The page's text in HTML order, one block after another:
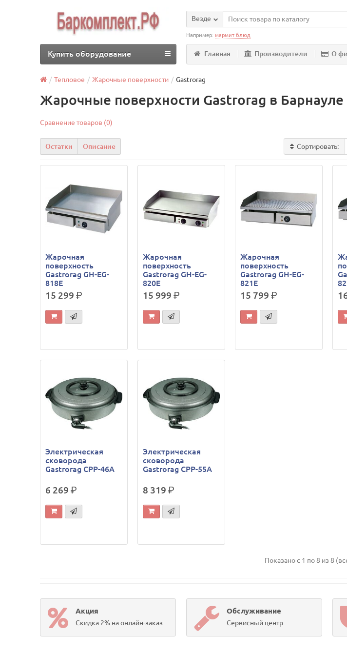
Везде
Например:мармит блюд
Главная Производители О
Купить оборудование
Тепловое Жарочные поверхности Gastrorag
Жарочные поверхности Gastrorag в Барнауле
Сравнение товаров (0)
Остатки Описание Сортировать:
Жарочная
поверхность
Gastrorag GH-EG-
818E
15 299р.
Жарочная
поверхность
Gastrorag GH-EG-
820E
15 999р.
Жарочная
поверхность
Gastrorag GH-EG-
821E
15 799р.
Электрическая
сковорода
Gastrorag CPP-46A
6 269р.
Электрическая
сковорода
Gastrorag CPP-55A
8 319р.
Показано с 1 по 8 из 8
Акция
Скидка 2% на онлайн-заказ
Обслуживание
Сервисный центр